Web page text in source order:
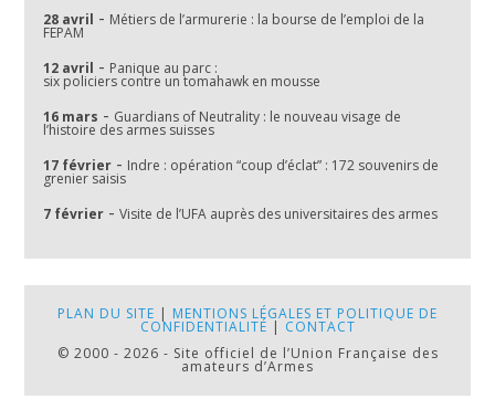
28 avril - Métiers de l’armurerie : la bourse de l’emploi de la
FEPAM
12 avril - Panique au parc :
six policiers contre un tomahawk en mousse
16 mars - Guardians of Neutrality : le nouveau visage de
l’histoire des armes suisses
17 février - Indre : opération “coup d’éclat” : 172 souvenirs de
grenier saisis
7 février -Visite de l’UFA auprès des universitaires des armes
PLAN DU SITE | MENTIONS LÉGALES ET POLITIQUE DE
CONFIDENTIALITÉ | CONTACT
© 2000 - 2026 - Site officiel de l’Union Française des
amateurs d’Armes